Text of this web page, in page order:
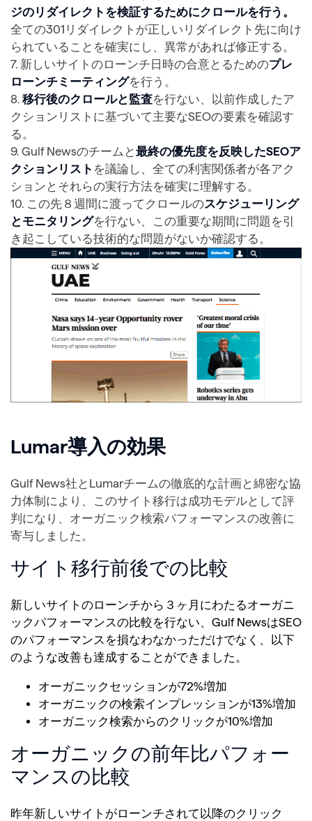
ジのリダイレクトを検証するためにクロールを行う。
全ての301リダイレクトが正しいリダイレクト先に向け
られていることを確実にし、異常があれば修正する。
7. 新しいサイトのローンチ日時の合意とるためのプレ
ローンチミーティングを行う。
8. 移行後のクロールと監査を行ない、以前作成したア
クションリストに基づいて主要なSEOの要素を確認す
る。
9. Gulf Newsのチームと最終の優先度を反映したSEOア
クションリスト を議論し、全ての利害関係者が各アク
ションとそれらの実行方法を確実に理解する。
10. この先８週間に渡ってクロールのスケジューリング
とモニタリングを行ない、この重要な期間に問題を引
き起こしている技術的な問題がないか確認する。
Lumar導入の効果
Gulf News社とLumarチームの徹底的な計画と綿密な協
力体制により、このサイト移行は成功モデルとして評
判になり、オーガニック検索パフォーマンスの改善に
寄与しました。
サイト移行前後での比較
新しいサイトのローンチから３ヶ月にわたるオーガニ
ックパフォーマンスの比較を行ない、Gulf NewsはSEO
のパフォーマンスを損なわなかっただけでなく、以下
のような改善も達成することができました。
オーガニックセッションが72%増加
オーガニックの検索インプレッションが13%増加
オーガニック検索からのクリックが10%増加
オーガニックの前年比パフォー
マンスの比較
昨年新しいサイトがローンチされて以降のクリック